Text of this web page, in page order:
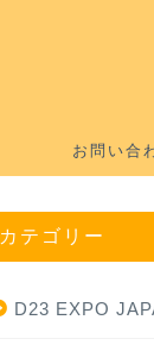
お問い合
カテゴリー
D23 EXPO